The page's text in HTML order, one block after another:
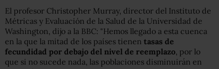
El profesor Christopher Murray, director del Instituto de
Métricas y Evaluación de la Salud de la Universidad de
Washington, dijo a la BBC: "Hemos llegado a esta cuenca
en la que la mitad de los países tienen tasas de
fecundidad por debajo del nivel de reemplazo, por lo
que si no sucede nada, las poblaciones disminuirán en